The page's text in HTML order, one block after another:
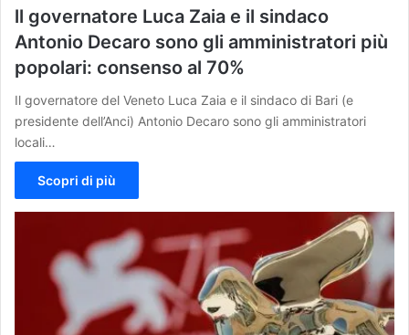
ll governatore Luca Zaia e il sindaco
Antonio Decaro sono gli amministratori più
popolari: consenso al 70%
Il governatore del Veneto Luca Zaia e il sindaco di Bari (e
presidente dell’Anci) Antonio Decaro sono gli amministratori
locali…
Scopri di più